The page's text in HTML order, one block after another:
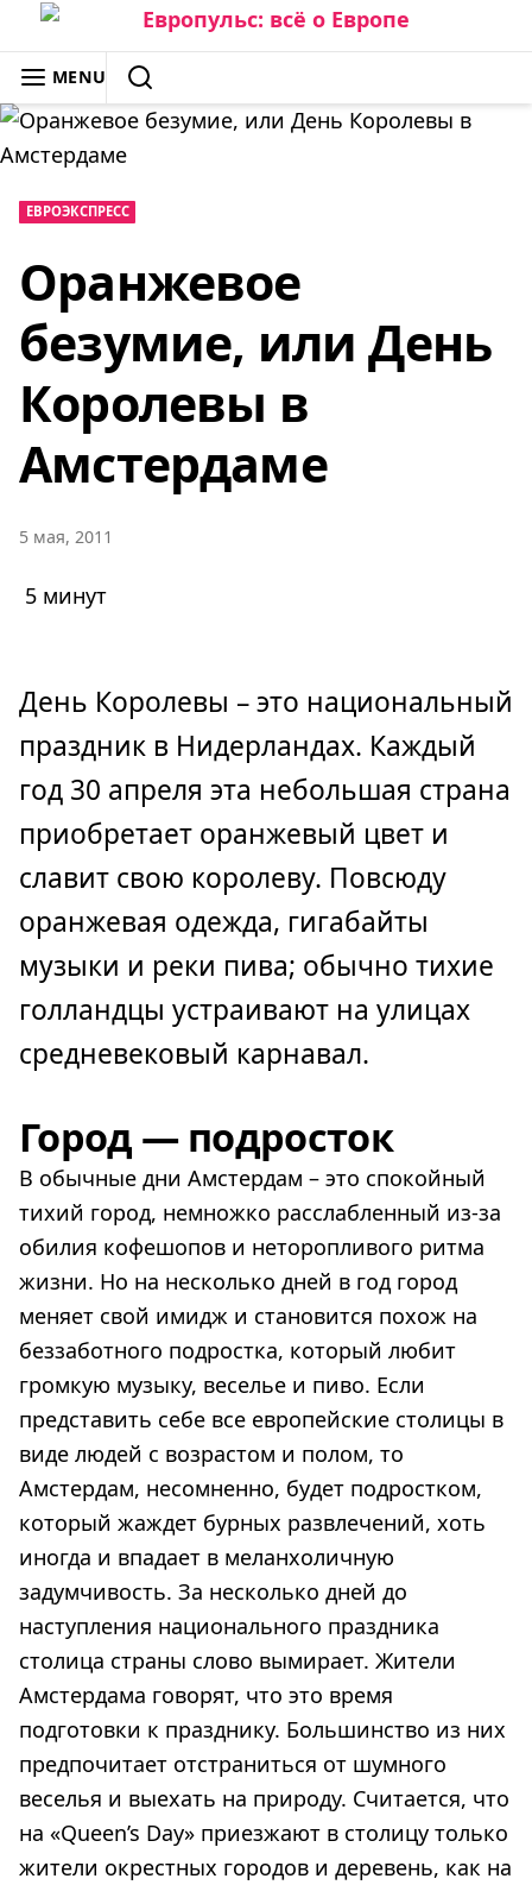
Skip
to
content
ЕВРОПУЛЬС: ВСЁ О ЕВРОПЕ
MENU
SEARCH
ЕВРОЭКСПРЕСС
Оранжевое
безумие, или День
Королевы в
Амстердаме
5 мая, 2011
5 минут
День Королевы – это национальный
праздник в Нидерландах. Каждый
год 30 апреля эта небольшая страна
приобретает оранжевый цвет и
славит свою королеву. Повсюду
оранжевая одежда, гигабайты
музыки и реки пива; обычно тихие
голландцы устраивают на улицах
средневековый карнавал.
Город — подросток
В обычные дни Амстердам – это спокойный
тихий город, немножко расслабленный из-за
обилия кофешопов и неторопливого ритма
жизни. Но на несколько дней в год город
меняет свой имидж и становится похож на
беззаботного подростка, который любит
громкую музыку, веселье и пиво. Если
представить себе все европейские столицы в
виде людей с возрастом и полом, то
Амстердам, несомненно, будет подростком,
который жаждет бурных развлечений, хоть
иногда и впадает в меланхоличную
задумчивость. За несколько дней до
наступления национального праздника
столица страны слово вымирает. Жители
Амстердама говорят, что это время
подготовки к празднику. Большинство из них
предпочитает отстраниться от шумного
веселья и выехать на природу. Считается, что
на «Queen’s Day» приезжают в столицу только
жители окрестных городов и деревень, как на